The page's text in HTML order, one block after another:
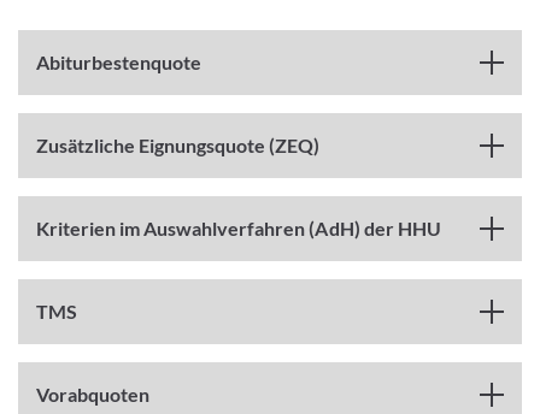
Abiturbestenquote
Zusätzliche Eignungsquote (ZEQ)
Kriterien im Auswahlverfahren (AdH) der HHU
TMS
Vorabquoten